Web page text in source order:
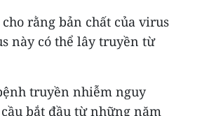
rằng bản chất của virus
này có thể lây truyền từ
truyền nhiễm nguy
bắt đầu từ những năm